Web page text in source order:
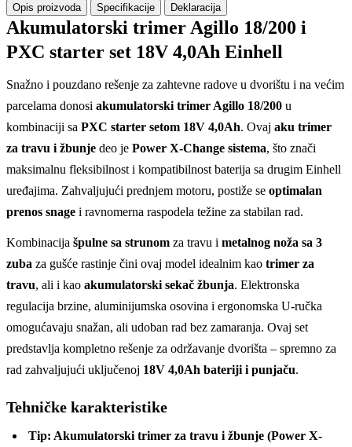
Opis proizvoda Specifikacije Deklaracija
Akumulatorski trimer Agillo 18/200 i
PXC starter set 18V 4,0Ah Einhell
Snažno i pouzdano rešenje za zahtevne radove u dvorištu i na većim
parcelama donosi akumulatorski trimer Agillo 18/200 u
kombinaciji sa PXC starter setom 18V 4,0Ah. Ovaj aku trimer
za travu i žbunje deo je Power X-Change sistema, što znači
maksimalnu fleksibilnost i kompatibilnost baterija sa drugim Einhell
uređajima. Zahvaljujući prednjem motoru, postiže se optimalan
prenos snage i ravnomerna raspodela težine za stabilan rad.
Kombinacija špulne sa strunom za travu i metalnog noža sa 3
zuba za gušće rastinje čini ovaj model idealnim kao trimer za
travu, ali i kao akumulatorski sekač žbunja. Elektronska
regulacija brzine, aluminijumska osovina i ergonomska U-ručka
omogućavaju snažan, ali udoban rad bez zamaranja. Ovaj set
predstavlja kompletno rešenje za održavanje dvorišta – spremno za
rad zahvaljujući uključenoj 18V 4,0Ah bateriji i punjaču.
Tehničke karakteristike
Tip: Akumulatorski trimer za travu i žbunje (Power X-